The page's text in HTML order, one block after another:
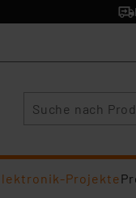
Projekte